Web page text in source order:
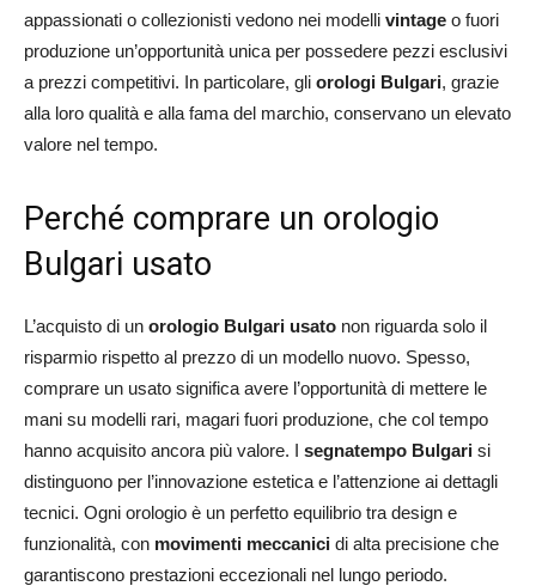
appassionati o collezionisti vedono nei modelli vintage o fuori
produzione un’opportunità unica per possedere pezzi esclusivi
a prezzi competitivi. In particolare, gli orologi Bulgari, grazie
alla loro qualità e alla fama del marchio, conservano un elevato
valore nel tempo.
Perché comprare un orologio
Bulgari usato
L’acquisto di un orologio Bulgari usato non riguarda solo il
risparmio rispetto al prezzo di un modello nuovo. Spesso,
comprare un usato significa avere l’opportunità di mettere le
mani su modelli rari, magari fuori produzione, che col tempo
hanno acquisito ancora più valore. I segnatempo Bulgari si
distinguono per l’innovazione estetica e l’attenzione ai dettagli
tecnici. Ogni orologio è un perfetto equilibrio tra design e
funzionalità, con movimenti meccanici di alta precisione che
garantiscono prestazioni eccezionali nel lungo periodo.